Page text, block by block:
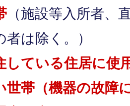
（施設等入所者、
者は除く。）
している住居に使
世帯（機器の故障